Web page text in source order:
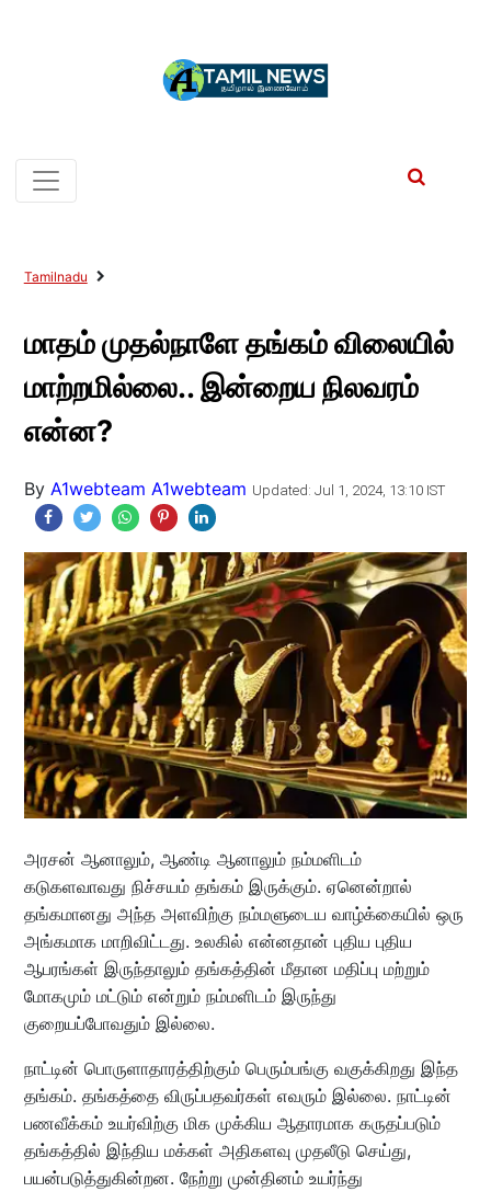
Tamilnadu
மாதம் முதல்நாளே தங்கம் விலையில்
மாற்றமில்லை.. இன்றைய நிலவரம்
என்ன?
By A1webteam A1webteam Updated: Jul 1, 2024, 13:10 IST
அரசன் ஆனாலும், ஆண்டி ஆனாலும் நம்மளிடம்
கடுகளவாவது நிச்சயம் தங்கம் இருக்கும். ஏனென்றால்
தங்கமானது அந்த அளவிற்கு நம்மளுடைய வாழ்க்கையில் ஒரு
அங்கமாக மாறிவிட்டது. உலகில் என்னதான் புதிய புதிய
ஆபரங்கள் இருந்தாலும் தங்கத்தின் மீதான மதிப்பு மற்றும்
மோகமும் மட்டும் என்றும் நம்மளிடம் இருந்து
குறையப்போவதும் இல்லை.
நாட்டின் பொருளாதாரத்திற்கும் பெரும்பங்கு வகுக்கிறது இந்த
தங்கம். தங்கத்தை விருப்பதவர்கள் எவரும் இல்லை. நாட்டின்
பணவீக்கம் உயர்விற்கு மிக முக்கிய ஆதாரமாக கருதப்படும்
தங்கத்தில் இந்திய மக்கள் அதிகளவு முதலீடு செய்து,
பயன்படுத்துகின்றன. நேற்று முன்தினம் உயர்ந்து